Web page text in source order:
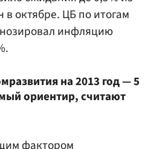
в октябре. ЦБ по итогам
инфляцию
на 2013 год — 5
ориентир, считают
фактором